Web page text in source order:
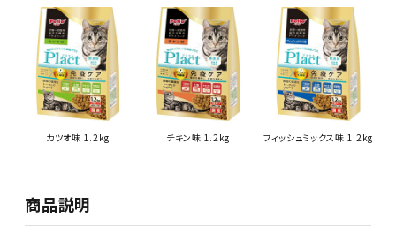
カツオ味 1.2kg チキン味 1.2kg フィッシュミックス味 1.2kg
商品説明